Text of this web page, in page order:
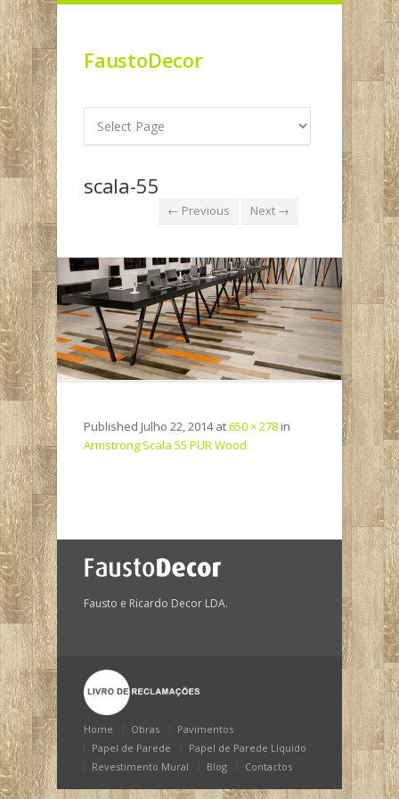
FaustoDecor
scala-55
← Previous Next →
Published Julho 22, 2014at650 × 278 in
Armstrong Scala 55 PUR Wood
Fausto e Ricardo Decor LDA.
Home Obras
Pavimentos
Papel de Parede
Papel de Parede Líquido
Revestimento Mural
Blog Contactos